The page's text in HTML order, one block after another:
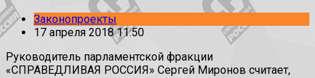
Законопроекты
17 апреля 2018 11:50
Руководитель парламентской фракции
«СПРАВЕДЛИВАЯ РОССИЯ» Сергей Миронов считает,